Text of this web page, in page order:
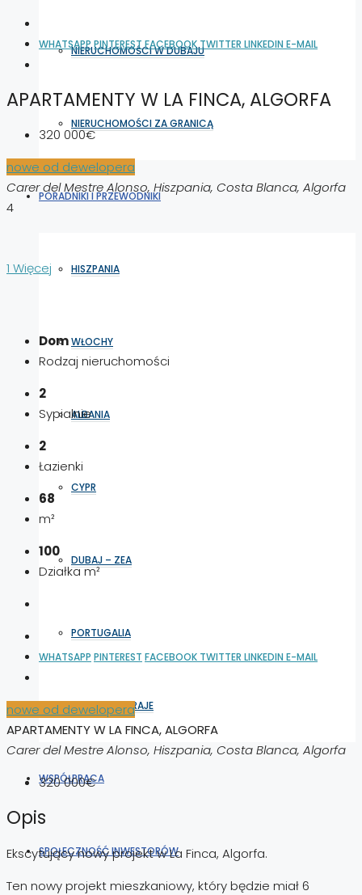
NIERUCHOMOŚCI W DUBAJU
NIERUCHOMOŚCI ZA GRANICĄ
PORADNIKI I PRZEWODNIKI
HISZPANIA
WŁOCHY
ALBANIA
CYPR
DUBAJ – ZEA
PORTUGALIA
WSZYSTKIE KRAJE
WSPÓŁPRACA
SPOŁECZNOŚĆ INWESTORÓW
WHATSAPPPINTEREST FACEBOOKTWITTER LINKEDIN E-MAIL
APARTAMENTY W LA FINCA, ALGORFA
320 000€
nowe od dewelopera
Carer del Mestre Alonso, Hiszpania, Costa Blanca, Algorfa
4
1 Więcej
Dom
Rodzaj nieruchomości
2
Sypialnie
2
Łazienki
68
m²
100
Działka m²
WHATSAPP PINTEREST FACEBOOK TWITTER LINKEDIN E-MAIL
nowe od dewelopera
APARTAMENTY W LA FINCA, ALGORFA
Carer del Mestre Alonso, Hiszpania, Costa Blanca, Algorfa
320 000€
Opis
Ekscytujący nowy projekt w La Finca, Algorfa.
Ten nowy projekt mieszkaniowy, który będzie miał 6